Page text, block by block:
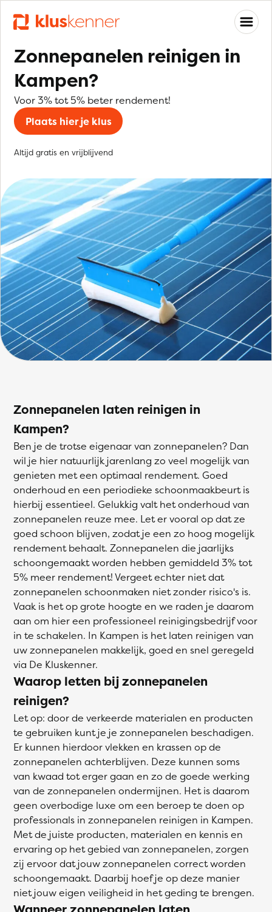
Zonnepanelen reinigen in
Kampen?
Voor 3% tot 5% beter rendement!
Plaats hier je klus
Altijd gratis en vrijblijvend
Zonnepanelen laten reinigen in
Kampen?
Ben je de trotse eigenaar van zonnepanelen? Dan
wil je hier natuurlijk jarenlang zo veel mogelijk van
genieten met een optimaal rendement. Goed
onderhoud en een periodieke schoonmaakbeurt is
hierbij essentieel. Gelukkig valt het onderhoud van
zonnepanelen reuze mee. Let er vooral op dat ze
goed schoon blijven, zodat je een zo hoog mogelijk
rendement behaalt. Zonnepanelen die jaarlijks
schoongemaakt worden hebben gemiddeld 3% tot
5% meer rendement! Vergeet echter niet dat
zonnepanelen schoonmaken niet zonder risico's is.
Vaak is het op grote hoogte en we raden je daarom
aan om hier een professioneel reinigingsbedrijf voor
in te schakelen. In Kampen is het laten reinigen van
uw zonnepanelen makkelijk, goed en snel geregeld
via De Kluskenner.
Waarop letten bij zonnepanelen
reinigen?
Let op: door de verkeerde materialen en producten
te gebruiken kunt je je zonnepanelen beschadigen.
Er kunnen hierdoor vlekken en krassen op de
zonnepanelen achterblijven. Deze kunnen soms
van kwaad tot erger gaan en zo de goede werking
van de zonnepanelen ondermijnen. Het is daarom
geen overbodige luxe om een beroep te doen op
professionals in zonnepanelen reinigen in Kampen.
Met de juiste producten, materialen en kennis en
ervaring op het gebied van zonnepanelen, zorgen
zij ervoor dat jouw zonnepanelen correct worden
schoongemaakt. Daarbij hoef je op deze manier
niet jouw eigen veiligheid in het geding te brengen.